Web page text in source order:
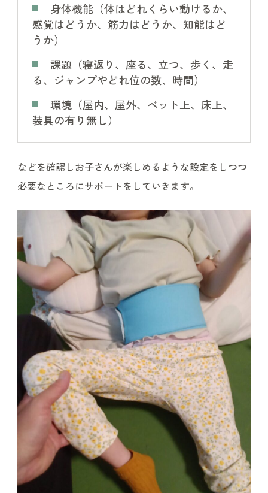
身体機能（体はどれくらい動けるか、
感覚はどうか、筋力はどうか、知能はど
うか）
課題（寝返り、座る、立つ、歩く、走
る、ジャンプやどれ位の数、時間）
環境（屋内、屋外、ベット上、床上、
装具の有り無し）
などを確認しお子さんが楽しめるような設定をしつつ
必要なところにサポートをしていきます。